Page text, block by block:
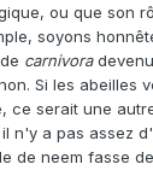
ou que son
soyons
carnivora
Si les abeilles
ce serait une
n'y a pas assez
de neem fasse